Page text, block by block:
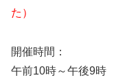
た）
開催時間：
午前10時～午後9時